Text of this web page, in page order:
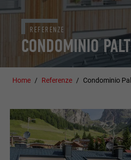
CONDOMINIO
REFERENZE
Home Referenze Condominio